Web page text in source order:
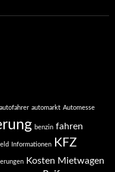
autofahrer automarkt Automesse
benzin fahren
Informationen KFZ
Kosten Mietwagen